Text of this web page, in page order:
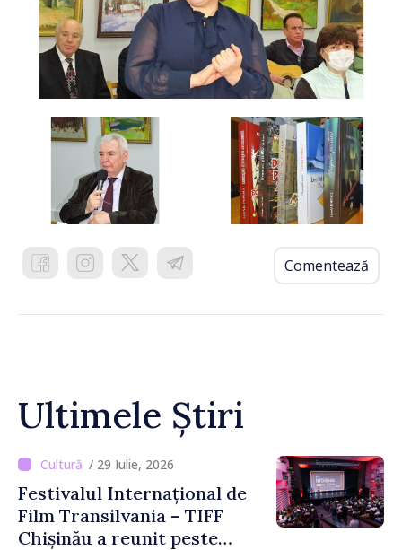
Comentează
Ultimele Știri
/ 29 Iulie, 2026
Festivalul Internațional de
Film Transilvania – TIFF
Chișinău a reunit peste